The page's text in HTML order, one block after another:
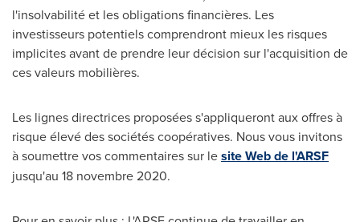
l'insolvabilité et les obligations financières. Les
investisseurs potentiels comprendront mieux les risques
implicites avant de prendre leur décision sur l'acquisition de
ces valeurs mobilières.
Les lignes directrices proposées s'appliqueront aux offres à
risque élevé des sociétés coopératives. Nous vous invitons
à soumettre vos commentaires sur lesite Web de l'ARSF
jusqu'au 18 novembre 2020.